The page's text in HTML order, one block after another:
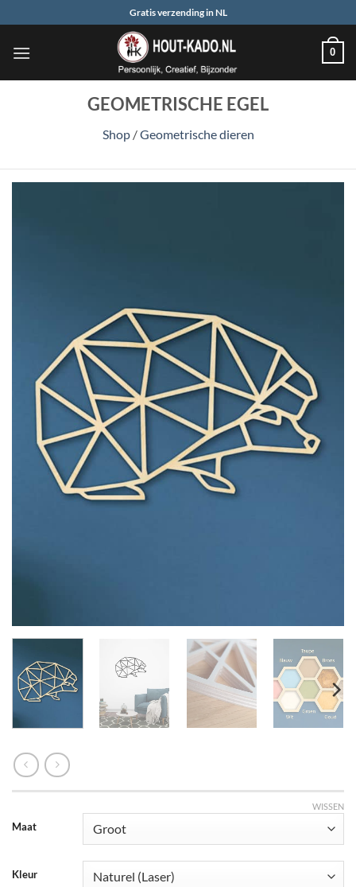
naar
inhoud
Gratis verzending in NL
0
GEOMETRISCHE EGEL
Shop /Geometrische dieren
Maat
Kleur
WISSEN